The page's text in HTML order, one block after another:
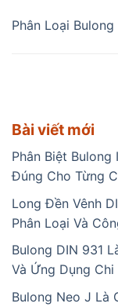
Phân Loại
Bài viết mới
Phân Biệt
Đúng Cho Từng
Long Đền Vênh
Phân Loại Và
Bulong DIN 931
Và Ứng Dụng Chi
Bulong Neo J Là